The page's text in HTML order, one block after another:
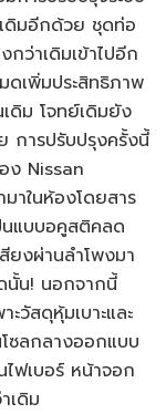
ดิมอีกด้วย ชุดท่อ
กว่าเดิมเข้าไปอีก
ดเพิ่มประสิทธิภาพ
ดิม โจทย์เดิมยัง
การปรับปรุงครั้งนี้
ง Nissan
าในห้องโดยสาร
นแบบอคูสติคลด
ยงผ่านลำโพงมา
นั้น! นอกจากนี้
วัสดุหุ้มเบาะและ
ซลกลางออกแบบ
ฟเบอร์ หน้าจอก
เดิม